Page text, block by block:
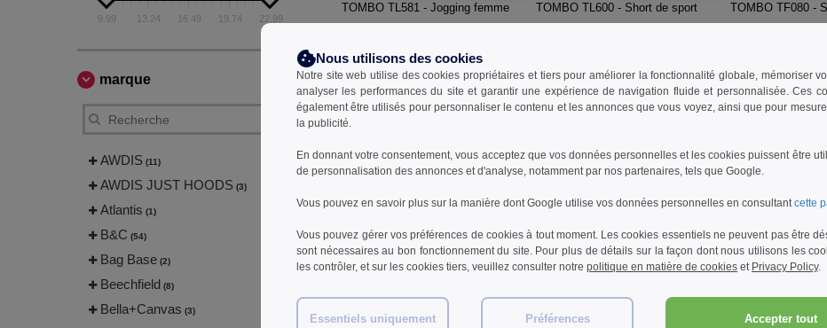
9.99 13.24 16.49 19.74 22.99
marque
AWDIS (11)
AWDIS JUST HOODS (3)
Atlantis (1)
B&C (54)
Bag Base (2)
Beechfield (8)
Bella+Canvas (3)
TOMBO TL581 - Jogging femme
22,99 €
30,50 €
-25%
TOMBO TL600 - Short de sport
20,20 €
TOMBO TF080 -
18,90 €
Nous utilisons des cookies
Notre site web utilise des cookies propriétaires et tiers pour améliorer la fonctionnalité globale, mémoriser
analyser les performances du site et garantir une expérience de navigation fluide et personnalisée. Ces
également être utilisés pour personnaliser le contenu et les annonces que vous voyez, ainsi que pour
la publicité.
En donnant votre consentement, vous acceptez que vos données personnelles et les cookies puissent être
de personnalisation des annonces et d'analyse, notamment par nos partenaires, tels que Google.
Vous pouvez en savoir plus sur la manière dont Google utilise vos données personnelles en consultantcette
Vous pouvez gérer vos préférences de cookies à tout moment. Les cookies essentiels ne peuvent pas être
sont nécessaires au bon fonctionnement du site. Pour plus de détails sur la façon dont nous utilisons les
les contrôler, et sur les cookies tiers, veuillez consulter notre politique en matière de cookies et Privacy Policy.
Essentiels uniquement Préférences Accepter tout